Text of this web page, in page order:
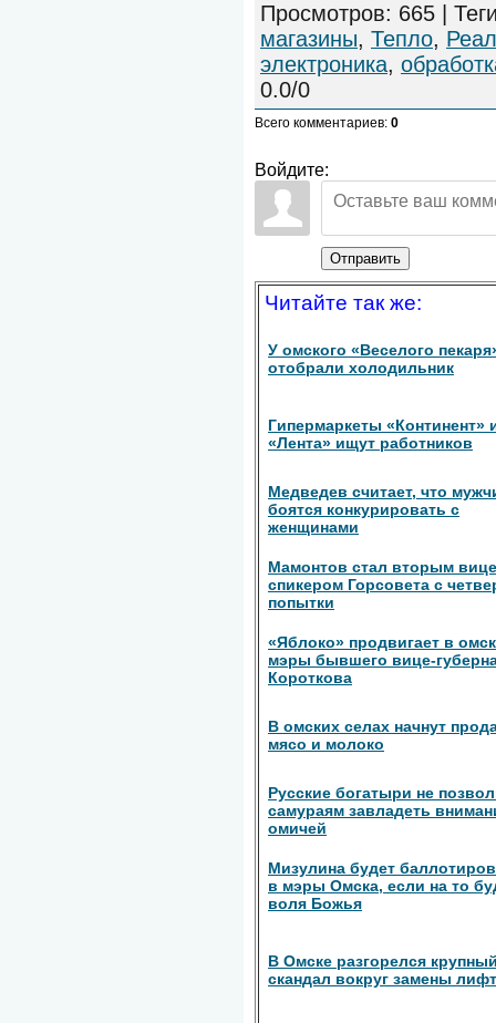
Просмотров: 665 |
магазины, Тепло,
электроника,
0.0/0
Всего комментариев: 0
Войдите:
Отправить
Читайте так же:
У омского «Веселого
отобрали холодильник
Гипермаркеты «Континент»
«Лента» ищут работников
Медведев считает, что
боятся конкурировать с
женщинами
Мамонтов стал вторым
спикером Горсовета с
попытки
«Яблоко» продвигает в
мэры бывшего вице-
Короткова
В омских селах начнут
мясо и молоко
Русские богатыри не
самураям завладеть
омичей
Мизулина будет
в мэры Омска, если на то
воля Божья
В Омске разгорелся
скандал вокруг замены